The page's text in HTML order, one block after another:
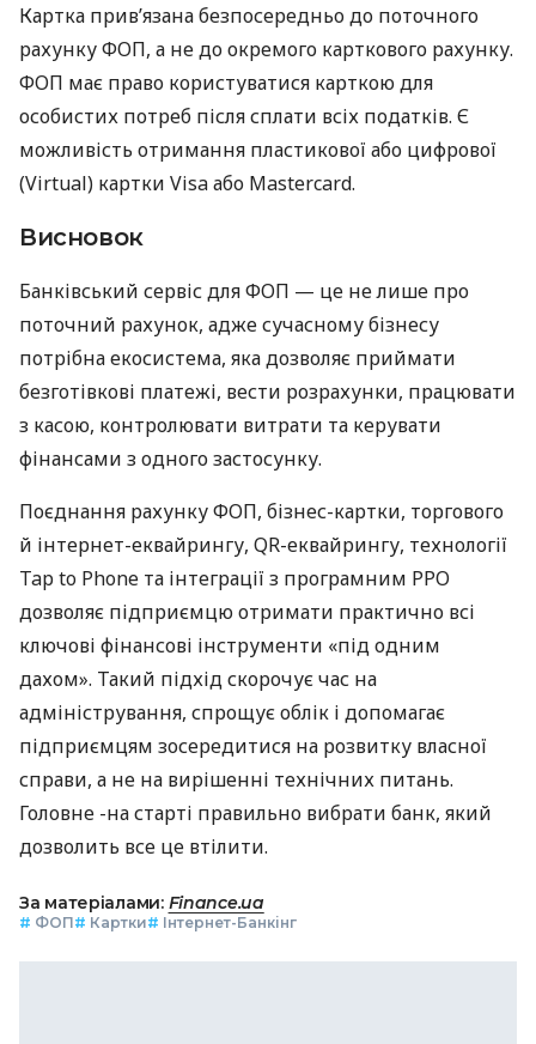
Картка прив’язана безпосередньо до поточного
рахунку ФОП, а не до окремого карткового рахунку.
ФОП має право користуватися карткою для
особистих потреб після сплати всіх податків. Є
можливість отримання пластикової або цифрової
(Virtual) картки Visa або Mastercard.
Висновок
Банківський сервіс для ФОП — це не лише про
поточний рахунок, адже сучасному бізнесу
потрібна екосистема, яка дозволяє приймати
безготівкові платежі, вести розрахунки, працювати
з касою, контролювати витрати та керувати
фінансами з одного застосунку.
Поєднання рахунку ФОП, бізнес-картки, торгового
й інтернет-еквайрингу, QR-еквайрингу, технології
Tap to Phone та інтеграції з програмним РРО
дозволяє підприємцю отримати практично всі
ключові фінансові інструменти «під одним
дахом». Такий підхід скорочує час на
адміністрування, спрощує облік і допомагає
підприємцям зосередитися на розвитку власної
справи, а не на вирішенні технічних питань.
Головне -на старті правильно вибрати банк, який
дозволить все це втілити.
За матеріалами: Finance.ua
# ФОП# Картки# Інтернет-Банкінг